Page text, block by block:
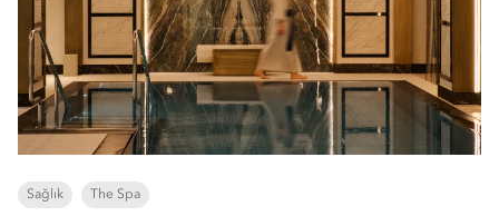
Sağlık The Spa